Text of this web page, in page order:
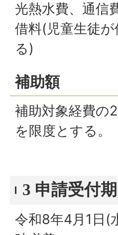
光熱水費、通信
借料(児童生徒
る)
補助額
補助対象経費の
を限度とする。
3 申請受付
令和8年4月1日(